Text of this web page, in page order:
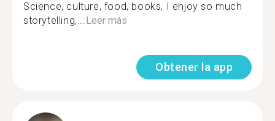
Science, culture, food, books, I enjoy so much
storytelling,...Leer más
Obtener la app